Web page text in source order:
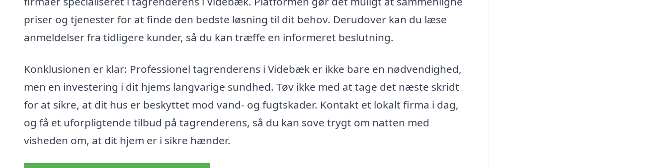
priser og tjenester for at finde den bedste løsning til dit behov. Derudover kan du læse
anmeldelser fra tidligere kunder, så du kan træffe en informeret beslutning.
Konklusionen er klar: Professionel tagrenderens i Videbæk er ikke bare en nødvendighed,
men en investering i dit hjems langvarige sundhed. Tøv ikke med at tage det næste skridt
for at sikre, at dit hus er beskyttet mod vand- og fugtskader. Kontakt et lokalt firma i dag,
og få et uforpligtende tilbud på tagrenderens, så du kan sove trygt om natten med
visheden om, at dit hjem er i sikre hænder.